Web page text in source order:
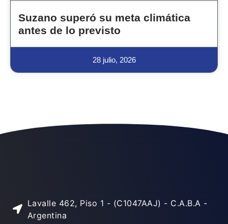
Suzano superó su meta climática
antes de lo previsto
28 julio, 2026
Lavalle 462, Piso 1 - (C1047AAJ) - C.A.B.A -
Argentina